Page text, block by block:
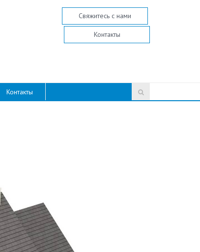
Свяжитесь с нами
Контакты
Контакты